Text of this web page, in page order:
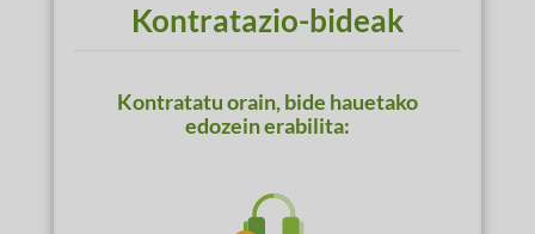
Kontratazio-bideak
Kontratatu orain, bide hauetako
edozein erabilita: